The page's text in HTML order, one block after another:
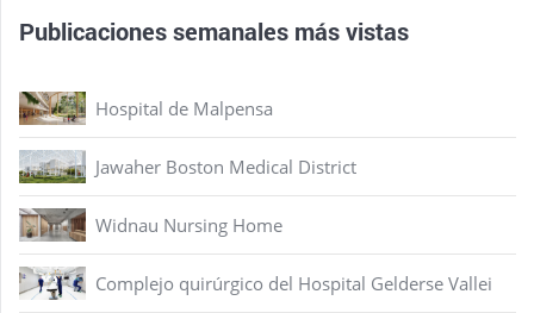
Publicaciones semanales más vistas
Hospital de Malpensa
Jawaher Boston Medical District
Widnau Nursing Home
Complejo quirúrgico del Hospital Gelderse Vallei